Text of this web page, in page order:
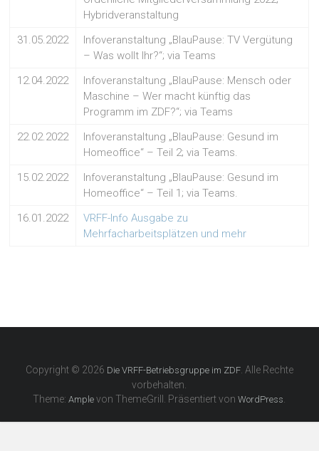
Hybridveranstaltung
31.05.2022
Infoveranstaltung „BlauPause: TV Vergütung
– Was wollt Ihr?“; via Teams
12.04.2022
Infoveranstaltung „BlauPause: Mensch oder
Maschine – Wer macht künftig das
Programm im ZDF?“; via Teams
22.02.2022
Infoveranstaltung „BlauPause: Gesund im
Homeoffice“ – Teil 2; via Teams.
15.02.2022
Infoveranstaltung „BlauPause: Gesund im
Homeoffice“ – Teil 1; via Teams.
16.01.2022
VRFF-Info Ausgabe zu
Mehrfacharbeitsplätzen und mehr
Copyright © 2026 Die VRFF-Betriebsgruppe im ZDF. Alle Rechte
vorbehalten.
Theme:Ample von ThemeGrill. Präsentiert vonWordPress